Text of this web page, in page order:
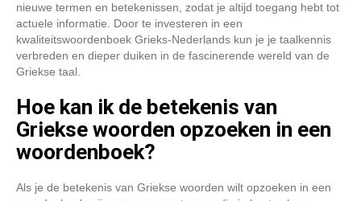
nieuwe termen en betekenissen, zodat je altijd toegang hebt tot
actuele informatie. Door te investeren in een
kwaliteitswoordenboek Grieks-Nederlands kun je je taalkennis
verbreden en dieper duiken in de fascinerende wereld van de
Griekse taal.
Hoe kan ik de betekenis van
Griekse woorden opzoeken in een
woordenboek?
Als je de betekenis van Griekse woorden wilt opzoeken in een